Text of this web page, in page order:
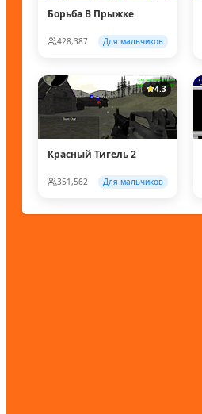
Борьба В Прыжке
428,387 Для мальчиков
4.3
Красный Тигель 2
351,562 Для мальчиков